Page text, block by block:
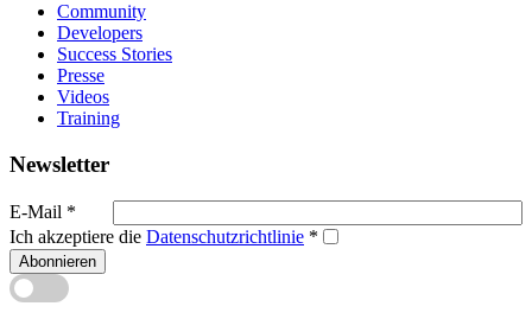
Community
Developers
Success Stories
Presse
Videos
Training
Newsletter
E-Mail *
Ich akzeptiere die Datenschutzrichtlinie *
Abonnieren